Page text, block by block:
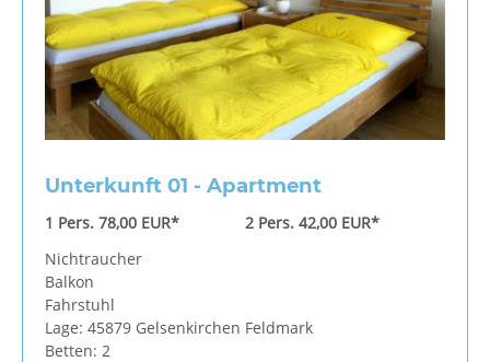
Unterkunft 01 - Apartment
1 Pers. 78,00 EUR*
2 Pers. 42,00 EUR*
Nichtraucher
Balkon
Fahrstuhl
Lage: 45879 Gelsenkirchen Feldmark
Betten: 2